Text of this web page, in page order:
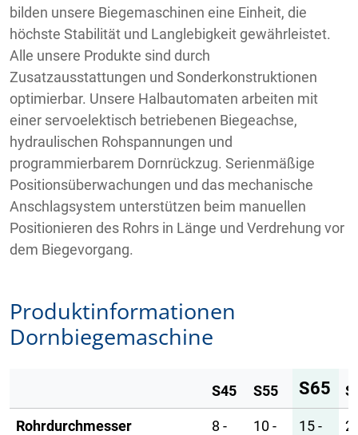
bilden unsere Biegemaschinen eine Einheit, die
höchste Stabilität und Langlebigkeit gewährleistet.
Alle unsere Produkte sind durch
Zusatzausstattungen und Sonderkonstruktionen
optimierbar. Unsere Halbautomaten arbeiten mit
einer servoelektisch betriebenen Biegeachse,
hydraulischen Rohspannungen und
programmierbarem Dornrückzug. Serienmäßige
Positionsüberwachungen und das mechanische
Anschlagsystem unterstützen beim manuellen
Positionieren des Rohrs in Länge und Verdrehung vor
dem Biegevorgang.
Produktinformationen
Dornbiegemaschine
S45 S55 S65
Rohrdurchmesser
8 -
10 -
15 -